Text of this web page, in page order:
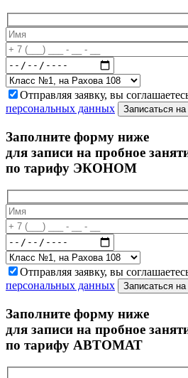
Отправляя заявку, вы
персональных данных
Записаться
Заполните форму ниже
для записи на пробное
по тарифу ЭКОНОМ
Отправляя заявку, вы
персональных данных
Записаться
Заполните форму ниже
для записи на пробное
по тарифу АВТОМАТ